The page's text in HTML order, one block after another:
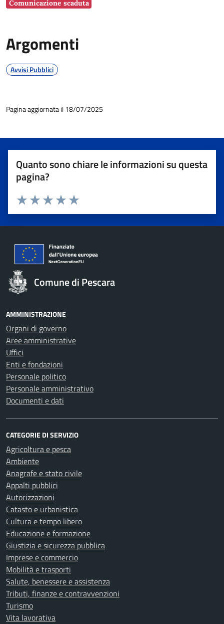
Comunicazione scaduta
Argomenti
Avvisi Pubblici
Pagina aggiornata il 18/07/2025
Quanto sono chiare le informazioni su questa
pagina?
Valuta 5 stelle su 5
Valuta 4 stelle su 5
Valuta 3 stelle su 5
Valuta 2 stelle su 5
Valuta 1 stelle su 5
Comune di Pescara
AMMINISTRAZIONE
Organi di governo
Aree amministrative
Uffici
Enti e fondazioni
Personale politico
Personale amministrativo
Documenti e dati
CATEGORIE DI SERVIZIO
Agricoltura e pesca
Ambiente
Anagrafe e stato civile
Appalti pubblici
Autorizzazioni
Catasto e urbanistica
Cultura e tempo libero
Educazione e formazione
Giustizia e sicurezza pubblica
Imprese e commercio
Mobilità e trasporti
Salute, benessere e assistenza
Tributi, finanze e contravvenzioni
Turismo
Vita lavorativa